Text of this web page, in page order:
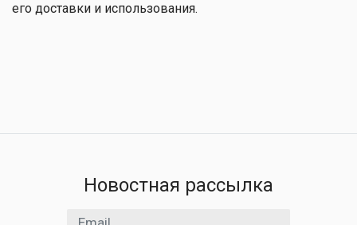
его доставки и использования.
Новостная рассылка
Email адрес